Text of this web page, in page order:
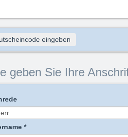
eingeben
geben Sie Ihre
*